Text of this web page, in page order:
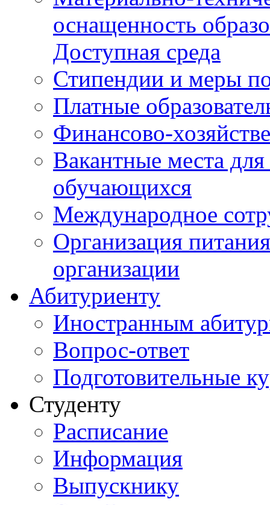
оснащенность
Доступная среда
Стипендии и меры
Платные
Финансово-
Вакантные места
обучающихся
Международное
Организация
организации
Абитуриенту
Иностранным
Вопрос-ответ
Подготовительные
Студенту
Расписание
Информация
Выпускнику